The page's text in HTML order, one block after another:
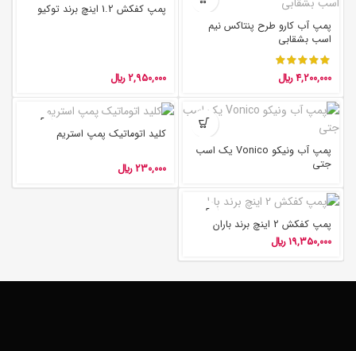
پمپ آب کارو طرح پنتاکس نیم
اسب بشقابی
4,200,000 ﷼
پمپ کفکش 1.2 اینچ برند توکیو
2,950,000 ﷼
پمپ آب ونیکو Vonico یک اسب
جتی
کلید اتوماتیک پمپ استریم
230,000 ﷼
پمپ کفکش 2 اینچ برند باران
19,350,000 ﷼